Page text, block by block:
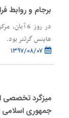
برجام و روابط
در روز 6
هاینس گرتنر بود.
میزگرد
جمهوری اسلامی